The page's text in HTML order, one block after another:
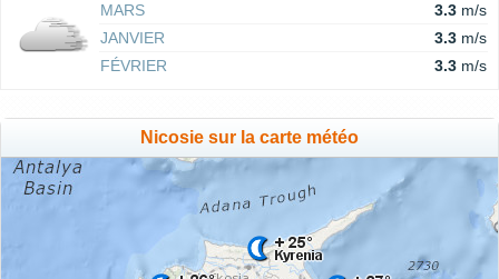
MARS
3.3 m/s
JANVIER
3.3 m/s
FÉVRIER
3.3 m/s
Nicosie sur la carte météo